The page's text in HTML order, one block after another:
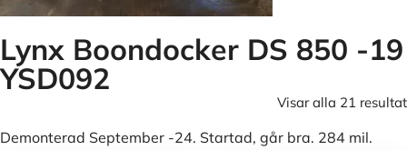
Lynx Boondocker DS 850 -19
YSD092
Visar alla 21 resultat
Demonterad September -24. Startad, går bra. 284 mil.